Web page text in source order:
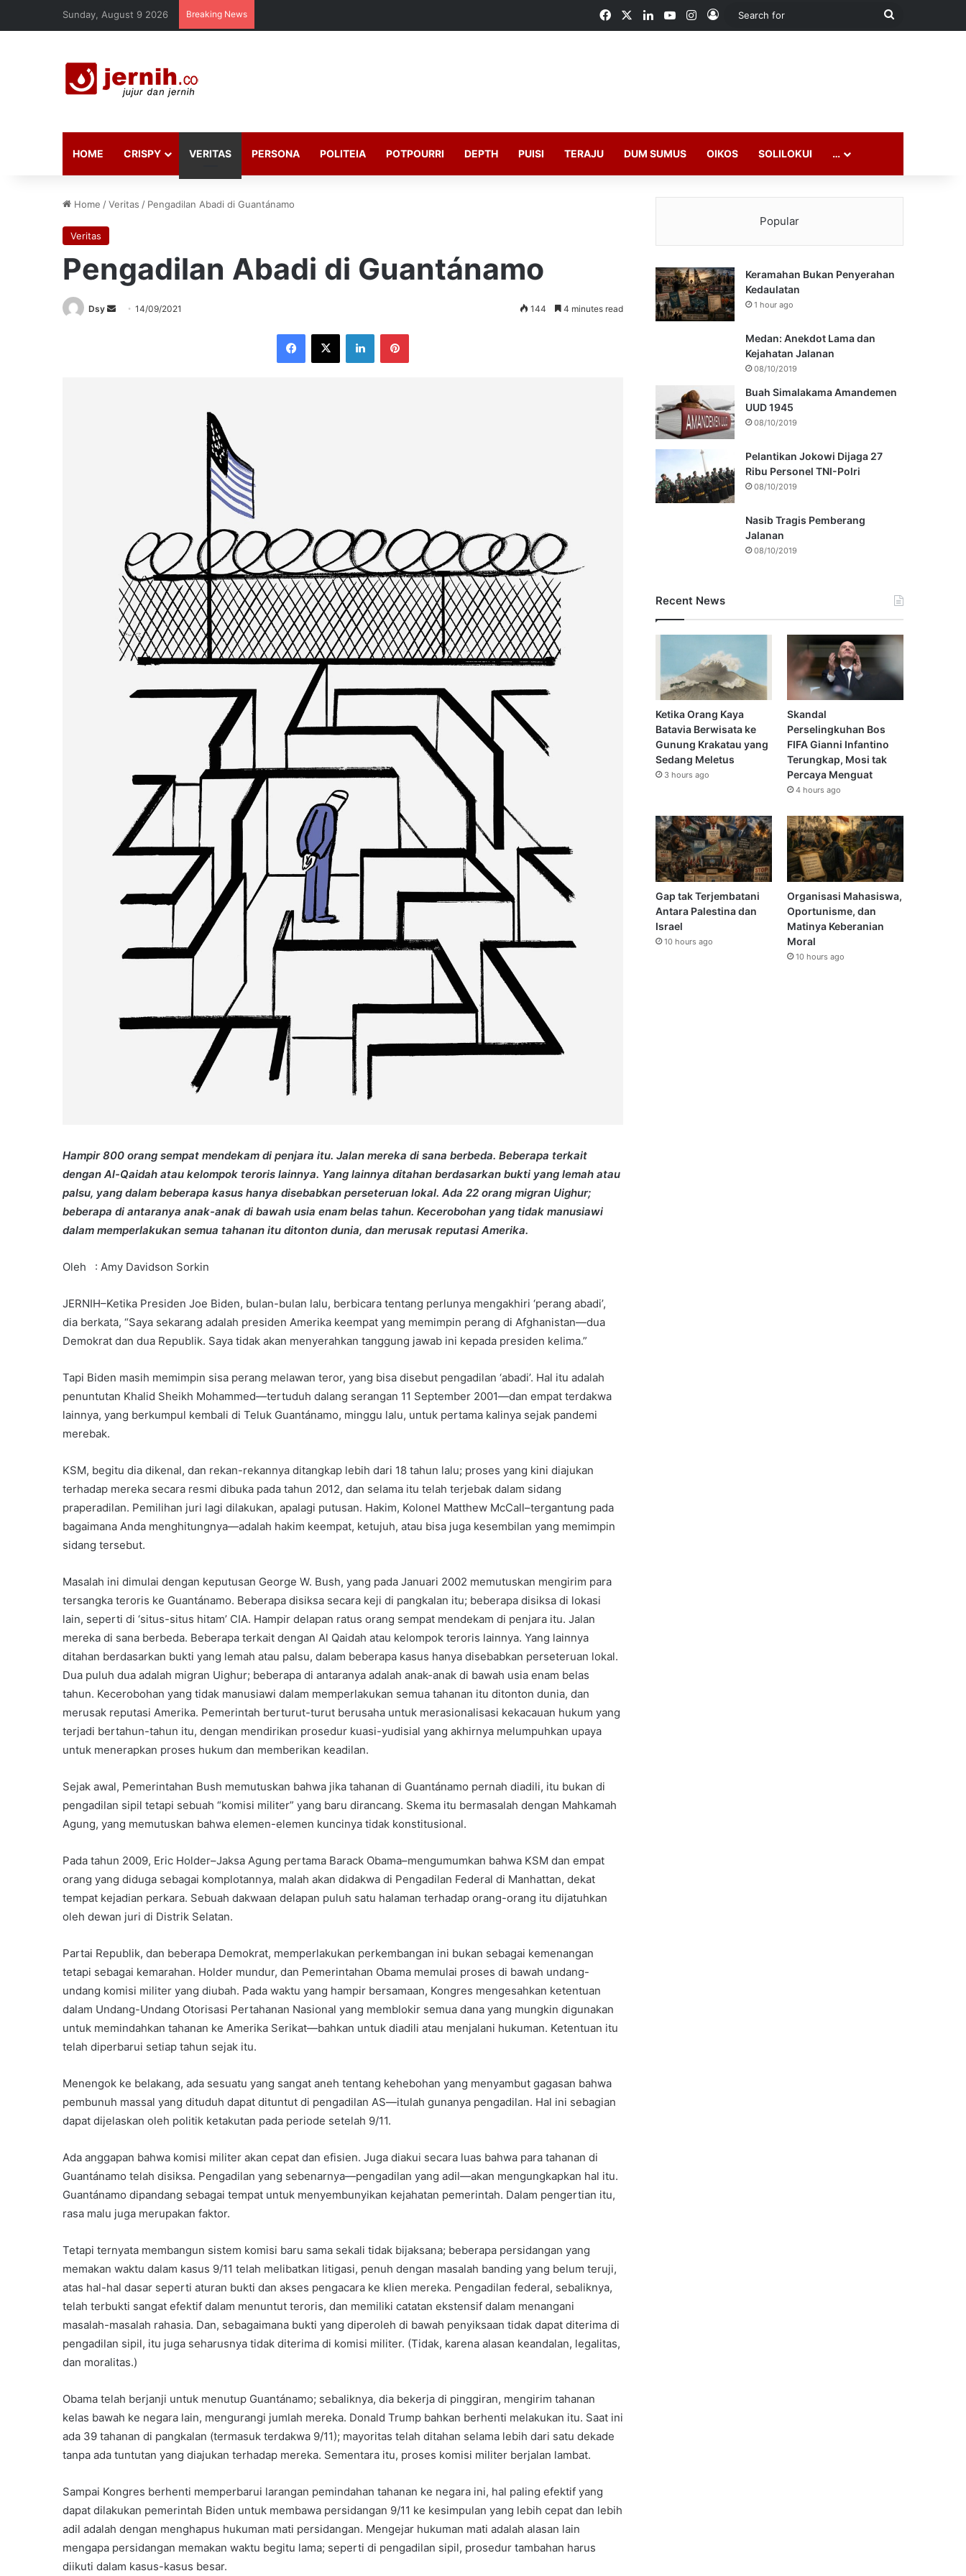
Sunday, August 9 2026 Breaking News FacebookLinkedInYouTubeInstagram
Log In
Search
HOME CRISPY VERITAS PERSONA POLITEIA POTPOURRI DEPTH PUISI TERAJU DUM SUMUS OIKOS SOLILOKUI …
Home /Veritas / Pengadilan Abadi di Guantánamo
Veritas
Pengadilan Abadi di Guantánamo
Dsy
Send14/09/2021 144 4 minutes read
Facebook
X LinkedInPinterest
Hampir 800 orang sempat mendekam di penjara itu. Jalan mereka di sana berbeda. Beberapa terkait
dengan Al-Qaidah atau kelompok teroris lainnya. Yang lainnya ditahan berdasarkan bukti yang lemah atau
palsu, yang dalam beberapa kasus hanya disebabkan perseteruan lokal. Ada 22 orang migran Uighur;
beberapa di antaranya anak-anak di bawah usia enam belas tahun. Kecerobohan yang tidak manusiawi
dalam memperlakukan semua tahanan itu ditonton dunia, dan merusak reputasi Amerika.
Oleh : Amy Davidson Sorkin
JERNIH–Ketika Presiden Joe Biden, bulan-bulan lalu, berbicara tentang perlunya mengakhiri ‘perang abadi’,
dia berkata, “Saya sekarang adalah presiden Amerika keempat yang memimpin perang di Afghanistan—dua
Demokrat dan dua Republik. Saya tidak akan menyerahkan tanggung jawab ini kepada presiden kelima.”
Tapi Biden masih memimpin sisa perang melawan teror, yang bisa disebut pengadilan ‘abadi’. Hal itu adalah
penuntutan Khalid Sheikh Mohammed—tertuduh dalang serangan 11 September 2001—dan empat terdakwa
lainnya, yang berkumpul kembali di Teluk Guantánamo, minggu lalu, untuk pertama kalinya sejak pandemi
merebak.
KSM, begitu dia dikenal, dan rekan-rekannya ditangkap lebih dari 18 tahun lalu; proses yang kini diajukan
terhadap mereka secara resmi dibuka pada tahun 2012, dan selama itu telah terjebak dalam sidang
praperadilan. Pemilihan juri lagi dilakukan, apalagi putusan. Hakim, Kolonel Matthew McCall–tergantung pada
bagaimana Anda menghitungnya—adalah hakim keempat, ketujuh, atau bisa juga kesembilan yang memimpin
sidang tersebut.
Masalah ini dimulai dengan keputusan George W. Bush, yang pada Januari 2002 memutuskan mengirim para
tersangka teroris ke Guantánamo. Beberapa disiksa secara keji di pangkalan itu; beberapa disiksa di lokasi
lain, seperti di ‘situs-situs hitam’ CIA. Hampir delapan ratus orang sempat mendekam di penjara itu. Jalan
mereka di sana berbeda. Beberapa terkait dengan Al Qaidah atau kelompok teroris lainnya. Yang lainnya
ditahan berdasarkan bukti yang lemah atau palsu, dalam beberapa kasus hanya disebabkan perseteruan lokal.
Dua puluh dua adalah migran Uighur; beberapa di antaranya adalah anak-anak di bawah usia enam belas
tahun. Kecerobohan yang tidak manusiawi dalam memperlakukan semua tahanan itu ditonton dunia, dan
merusak reputasi Amerika. Pemerintah berturut-turut berusaha untuk merasionalisasi kekacauan hukum yang
terjadi bertahun-tahun itu, dengan mendirikan prosedur kuasi-yudisial yang akhirnya melumpuhkan upaya
untuk menerapkan proses hukum dan memberikan keadilan.
Sejak awal, Pemerintahan Bush memutuskan bahwa jika tahanan di Guantánamo pernah diadili, itu bukan di
pengadilan sipil tetapi sebuah “komisi militer” yang baru dirancang. Skema itu bermasalah dengan Mahkamah
Agung, yang memutuskan bahwa elemen-elemen kuncinya tidak konstitusional.
Pada tahun 2009, Eric Holder–Jaksa Agung pertama Barack Obama–mengumumkan bahwa KSM dan empat
orang yang diduga sebagai komplotannya, malah akan didakwa di Pengadilan Federal di Manhattan, dekat
tempat kejadian perkara. Sebuah dakwaan delapan puluh satu halaman terhadap orang-orang itu dijatuhkan
oleh dewan juri di Distrik Selatan.
Partai Republik, dan beberapa Demokrat, memperlakukan perkembangan ini bukan sebagai kemenangan
tetapi sebagai kemarahan. Holder mundur, dan Pemerintahan Obama memulai proses di bawah undang-
undang komisi militer yang diubah. Pada waktu yang hampir bersamaan, Kongres mengesahkan ketentuan
dalam Undang-Undang Otorisasi Pertahanan Nasional yang memblokir semua dana yang mungkin digunakan
untuk memindahkan tahanan ke Amerika Serikat—bahkan untuk diadili atau menjalani hukuman. Ketentuan itu
telah diperbarui setiap tahun sejak itu.
Menengok ke belakang, ada sesuatu yang sangat aneh tentang kehebohan yang menyambut gagasan bahwa
pembunuh massal yang dituduh dapat dituntut di pengadilan AS—itulah gunanya pengadilan. Hal ini sebagian
dapat dijelaskan oleh politik ketakutan pada periode setelah 9/11.
Ada anggapan bahwa komisi militer akan cepat dan efisien. Juga diakui secara luas bahwa para tahanan di
Guantánamo telah disiksa. Pengadilan yang sebenarnya—pengadilan yang adil—akan mengungkapkan hal itu.
Guantánamo dipandang sebagai tempat untuk menyembunyikan kejahatan pemerintah. Dalam pengertian itu,
rasa malu juga merupakan faktor.
Tetapi ternyata membangun sistem komisi baru sama sekali tidak bijaksana; beberapa persidangan yang
memakan waktu dalam kasus 9/11 telah melibatkan litigasi, penuh dengan masalah banding yang belum teruji,
atas hal-hal dasar seperti aturan bukti dan akses pengacara ke klien mereka. Pengadilan federal, sebaliknya,
telah terbukti sangat efektif dalam menuntut teroris, dan memiliki catatan ekstensif dalam menangani
masalah-masalah rahasia. Dan, sebagaimana bukti yang diperoleh di bawah penyiksaan tidak dapat diterima di
pengadilan sipil, itu juga seharusnya tidak diterima di komisi militer. (Tidak, karena alasan keandalan, legalitas,
dan moralitas.)
Obama telah berjanji untuk menutup Guantánamo; sebaliknya, dia bekerja di pinggiran, mengirim tahanan
kelas bawah ke negara lain, mengurangi jumlah mereka. Donald Trump bahkan berhenti melakukan itu. Saat ini
ada 39 tahanan di pangkalan (termasuk terdakwa 9/11); mayoritas telah ditahan selama lebih dari satu dekade
tanpa ada tuntutan yang diajukan terhadap mereka. Sementara itu, proses komisi militer berjalan lambat.
Sampai Kongres berhenti memperbarui larangan pemindahan tahanan ke negara ini, hal paling efektif yang
dapat dilakukan pemerintah Biden untuk membawa persidangan 9/11 ke kesimpulan yang lebih cepat dan lebih
adil adalah dengan menghapus hukuman mati persidangan. Mengejar hukuman mati adalah alasan lain
mengapa persidangan memakan waktu begitu lama; seperti di pengadilan sipil, prosedur tambahan harus
diikuti dalam kasus-kasus besar.
Popular
Keramahan Bukan Penyerahan
Kedaulatan
1 hour ago
Medan: Anekdot Lama dan
Kejahatan Jalanan
08/10/2019
Buah Simalakama Amandemen
UUD 1945
08/10/2019
Pelantikan Jokowi Dijaga 27
Ribu Personel TNI-Polri
08/10/2019
Nasib Tragis Pemberang
Jalanan
08/10/2019
Recent News
Ketika Orang Kaya
Batavia Berwisata ke
Gunung Krakatau yang
Sedang Meletus
3 hours ago
Skandal
Perselingkuhan Bos
FIFA Gianni Infantino
Terungkap, Mosi tak
Percaya Menguat
4 hours ago
Gap tak Terjembatani
Antara Palestina dan
Israel
10 hours ago
Organisasi Mahasiswa,
Oportunisme, dan
Matinya Keberanian
Moral
10 hours ago